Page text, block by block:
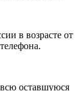
в возрасте от
оставшуюся